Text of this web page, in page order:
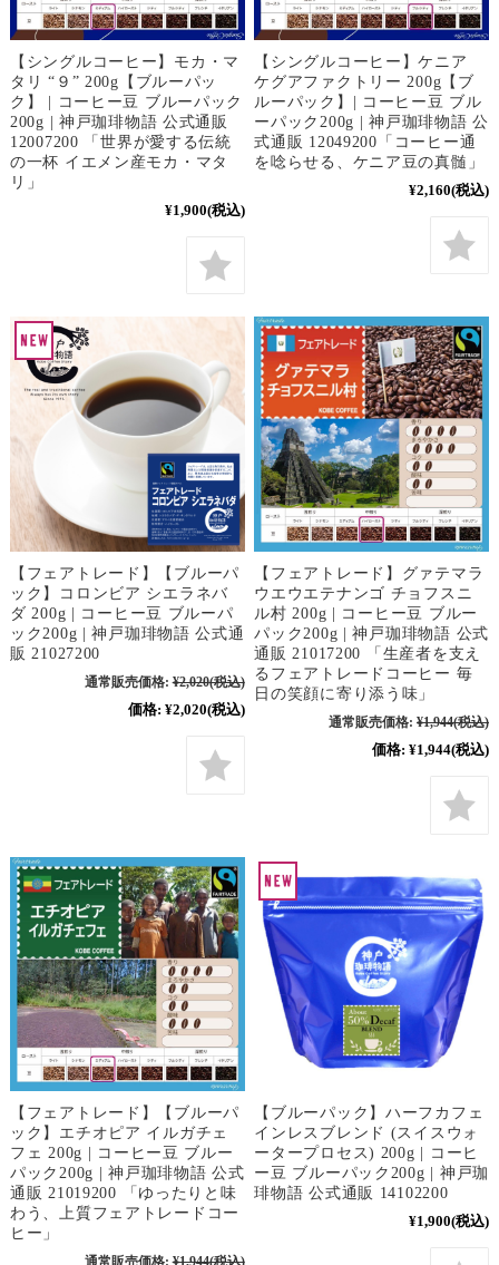
【シングルコーヒー】モカ・マ
タリ “９” 200g【ブルーパッ
ク】 | コーヒー豆 ブルーパック
200g | 神戸珈琲物語 公式通販
12007200 「世界が愛する伝統
の一杯 イエメン産モカ・マタ
リ」
¥1,900(税込)
【シングルコーヒー】ケニア
ケグアファクトリー 200g【ブ
ルーパック】| コーヒー豆 ブル
ーパック200g | 神戸珈琲物語 公
式通販 12049200「コーヒー通
を唸らせる、ケニア豆の真髄」
¥2,160(税込)
【フェアトレード】【ブルーパ
ック】コロンビア シエラネバ
ダ 200g | コーヒー豆 ブルーパ
ック200g | 神戸珈琲物語 公式通
販 21027200
通常販売価格: ¥2,020(税込)
価格: ¥2,020(税込)
【フェアトレード】グァテマラ
ウエウエテナンゴ チョフスニ
ル村 200g | コーヒー豆 ブルー
パック200g | 神戸珈琲物語 公式
通販 21017200 「生産者を支え
るフェアトレードコーヒー 毎
日の笑顔に寄り添う味」
通常販売価格: ¥1,944(税込)
価格: ¥1,944(税込)
【フェアトレード】【ブルーパ
ック】エチオピア イルガチェ
フェ 200g | コーヒー豆 ブルー
パック200g | 神戸珈琲物語 公式
通販 21019200 「ゆったりと味
わう、上質フェアトレードコー
ヒー」
【ブルーパック】ハーフカフェ
インレスブレンド (スイスウォ
ータープロセス) 200g | コーヒ
ー豆 ブルーパック200g | 神戸珈
琲物語 公式通販 14102200
¥1,900(税込)